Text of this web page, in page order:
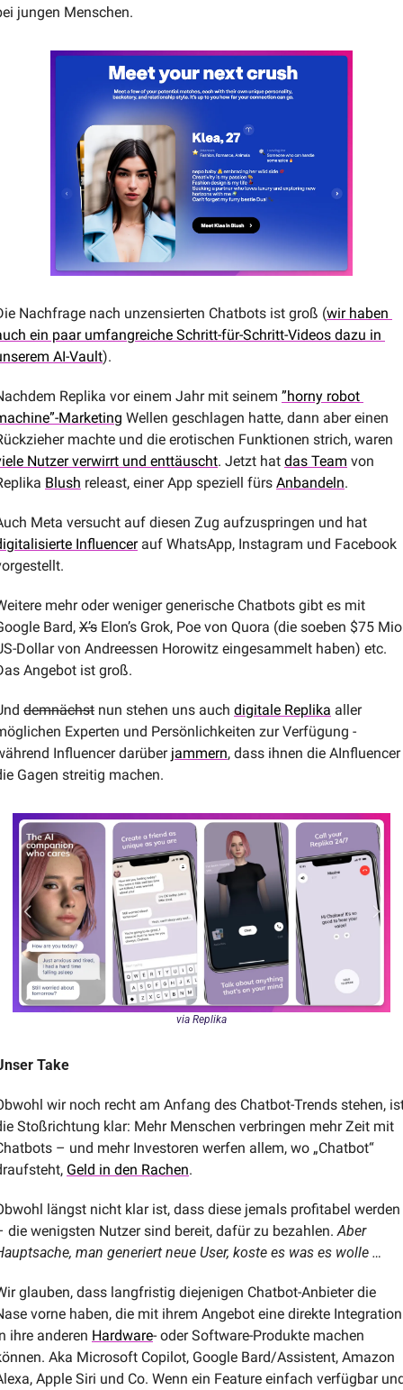
jungen Menschen.
Nachfrage nach unzensierten Chatbots ist groß (wir haben
ein paar umfangreiche Schritt-für-Schritt-Videos dazu in
AI-Vault).
Replika vor einem Jahr mit seinem ”horny robot
Marketing Wellen geschlagen hatte, dann aber einen
Nutzer verwirrt und enttäuscht. Jetzt hat das Team von
Blush releast, einer App speziell fürs Anbandeln.
Influencer auf WhatsApp, Instagram und Facebook
mehr oder weniger generische Chatbots gibt es mit
Bard, X’s Elon’s Grok, Poe von Quora (die soeben $75
Dollar von Andreessen Horowitz eingesammelt haben) etc.
Angebot ist groß.
demnächst nun stehen uns auch digitale Replika aller
Experten und Persönlichkeiten zur Verfügung -
Influencer darüber jammern, dass ihnen die AInfluencer
Gagen streitig machen.
via Replika
Take
wir noch recht am Anfang des Chatbot-Trends stehen,
Stoßrichtung klar: Mehr Menschen verbringen mehr Zeit mit
– und mehr Investoren werfen allem, wo „Chatbot“
Geld in den Rachen.
längst nicht klar ist, dass diese jemals profitabel werden
die wenigsten Nutzer sind bereit, dafür zu bezahlen. Aber
man generiert neue User, koste es was es wolle …
glauben, dass langfristig diejenigen Chatbot-Anbieter die
vorne haben, die mit ihrem Angebot eine direkte Integration
ihre anderen Hardware- oder Software-Produkte machen
Aka Microsoft Copilot, Google Bard/Assistent, Amazon
Apple Siri und Co. Wenn ein Feature einfach verfügbar